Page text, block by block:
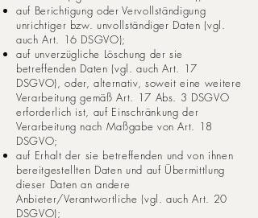
auf Berichtigung oder Vervollständigung
unrichtiger bzw. unvollständiger Daten (vgl.
auch Art. 16 DSGVO);
auf unverzügliche Löschung der sie
betreffenden Daten (vgl. auch Art. 17
DSGVO), oder, alternativ, soweit eine weitere
Verarbeitung gemäß Art. 17 Abs. 3 DSGVO
erforderlich ist, auf Einschränkung der
Verarbeitung nach Maßgabe von Art. 18
DSGVO;
auf Erhalt der sie betreffenden und von ihnen
bereitgestellten Daten und auf Übermittlung
dieser Daten an andere
Anbieter/Verantwortliche (vgl. auch Art. 20
DSGVO);